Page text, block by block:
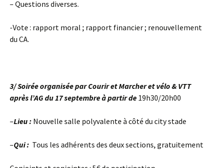
– Questions diverses.
-Vote : rapport moral ; rapport financier ; renouvellement
du CA.
3/ Soirée organisée par Courir et Marcher et vélo & VTT
après l’AG du 17 septembre à partir de 19h30/20h00
–Lieu : Nouvelle salle polyvalente à côté du city stade
–Qui : Tous les adhérents des deux sections, gratuitement